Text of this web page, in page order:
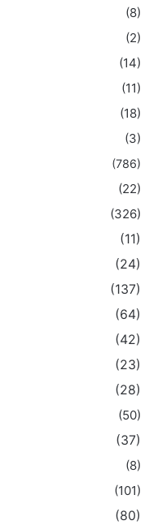
(8)
(2)
(14)
(11)
(18)
(3)
(786)
(22)
(326)
(11)
(24)
(137)
(64)
(42)
(23)
(28)
(50)
(37)
(8)
(101)
(80)